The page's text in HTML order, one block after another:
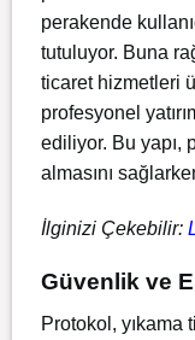
perakende
tutuluyor. Buna
ticaret hizmetleri
profesyonel
ediliyor. Bu yapı,
almasını
İlginizi Çekebilir:
Güvenlik ve
Protokol, yıkama